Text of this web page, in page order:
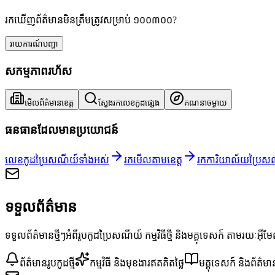
រកឃើញព័ត៌មានមិនត្រឹមត្រូវសម្រាប់ ១០០៣០០?
រាយការណ៍បញ្ហា
សកម្មភាពរហ័ស
មើលព័ត៌មានខេត្ត ស្វែងរកលេខកូដផ្សេង គណនាចម្ងាយ
ធនធានដែលមានប្រយោជន៍
លេខកូដប្រៃសណីយ៍ទាំងអស់ រកមើលតាមខេត្ត រកការិយាល័យប្រៃ
ទទួលព័ត៌មាន
ទទួលព័ត៌មានថ្មីៗអំពីរូបកូដប្រៃសណីយ៍ កម្មវិធីថ្មី និងមគ្គុទេសក៍ តាមរយៈអ៊ីម
ព័ត៌មានរូបកូដថ្មី កម្មវិធី និងមុខងារឥតគិតថ្លៃ មគ្គុទេសក៍ និងព័ត៌មា